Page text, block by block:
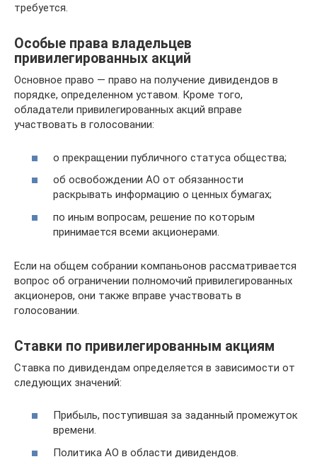
требуется.
Особые права владельцев
привилегированных акций
Основное право — право на получение дивидендов в
порядке, определенном уставом. Кроме того,
обладатели привилегированных акций вправе
участвовать в голосовании:
о прекращении публичного статуса общества;
об освобождении АО от обязанности
раскрывать информацию о ценных бумагах;
по иным вопросам, решение по которым
принимается всеми акционерами.
Если на общем собрании компаньонов рассматривается
вопрос об ограничении полномочий привилегированных
акционеров, они также вправе участвовать в
голосовании.
Ставки по привилегированным акциям
Ставка по дивидендам определяется в зависимости от
следующих значений:
Прибыль, поступившая за заданный промежуток
времени.
Политика АО в области дивидендов.